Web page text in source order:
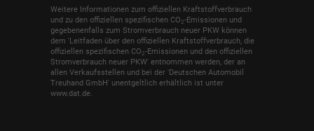
Weitere Informationen zum offiziellen Kraftstoffverbrauch
und zu den offiziellen spezifischen CO2-Emissionen und
gegebenenfalls zum Stromverbrauch neuer PKW können
dem 'Leitfaden über den offiziellen Kraftstoffverbrauch, die
offiziellen spezifischen CO2-Emissionen und den offiziellen
Stromverbrauch neuer PKW' entnommen werden, der an
allen Verkaufsstellen und bei der 'Deutschen Automobil
Treuhand GmbH' unentgeltlich erhältlich ist unter
www.dat.de.